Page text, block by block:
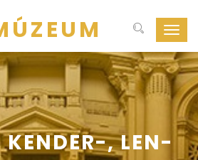
ki-
be
KENDER-, LEN-